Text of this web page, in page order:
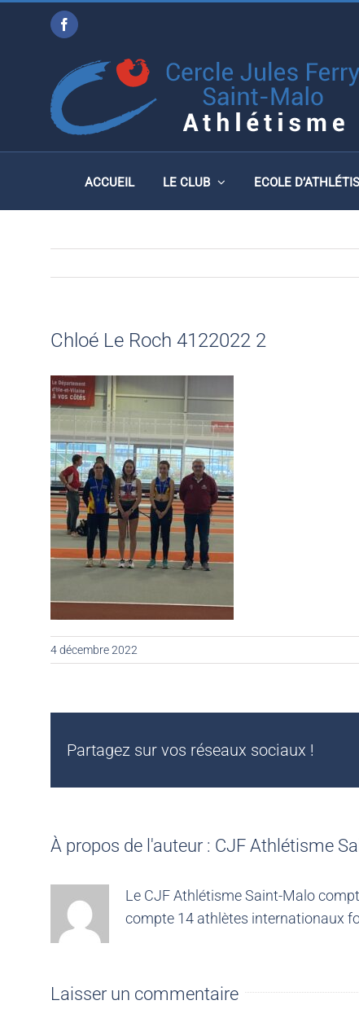
Facebook
ACCUEIL LE CLUB ECOLE
CHLOÉ LE ROCH
Chloé Le Roch 4122022 2
4 décembre 2022
Partagez sur vos réseaux sociaux !
À propos de l'auteur : CJF Athlétisme
Le CJF Athlétisme Saint-Malo
compte 14 athlètes internationaux
Laisser un commentaire